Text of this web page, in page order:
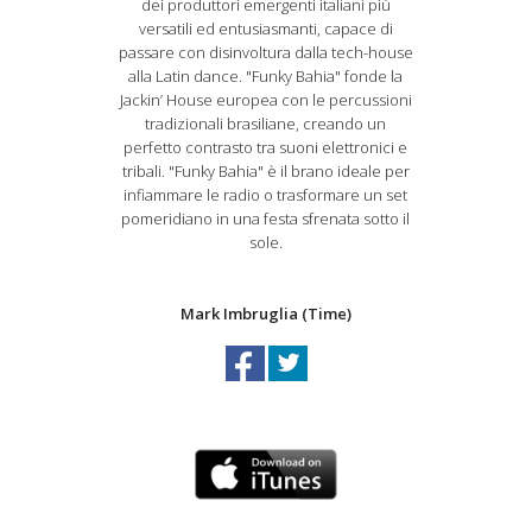
dei produttori emergenti italiani più
versatili ed entusiasmanti, capace di
passare con disinvoltura dalla tech-house
alla Latin dance. "Funky Bahia" fonde la
Jackin’ House europea con le percussioni
tradizionali brasiliane, creando un
perfetto contrasto tra suoni elettronici e
tribali. "Funky Bahia" è il brano ideale per
infiammare le radio o trasformare un set
pomeridiano in una festa sfrenata sotto il
sole.
Mark Imbruglia (Time)